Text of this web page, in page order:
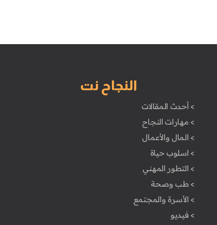
النجاح نت
> أحدث المقالات
> مهارات النجاح
> المال والأعمال
> اسلوب حياة
> التطور المهني
> طب وصحة
> الأسرة والمجتمع
> فيديو